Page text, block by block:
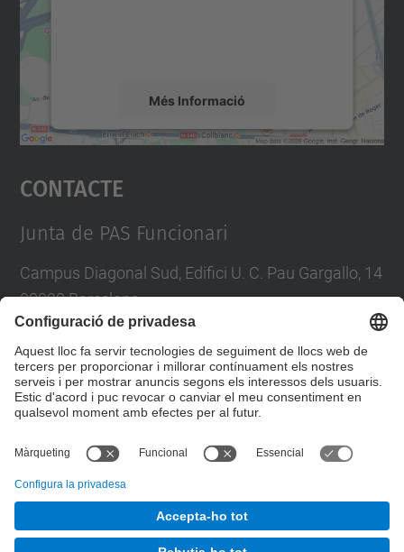
Més Informació
Accepta
powered by
Contacte
Junta de PAS Funcionari
Campus Diagonal Sud, Edifici U. C. Pau Gargallo, 14
08028 Barcelona
E-mail :junta.pasf@upc.edu
Formulari de contacte
Junta PAS Funcionari